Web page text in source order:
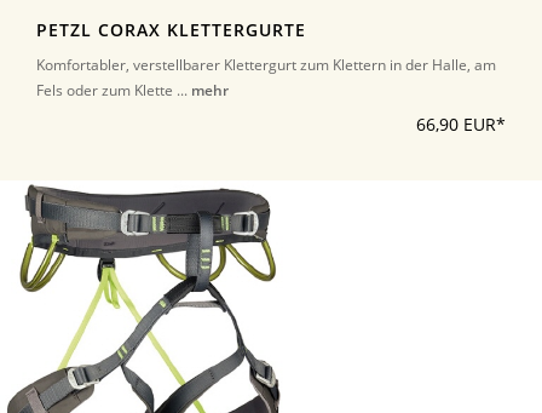
PETZL CORAX KLETTERGURTE
Komfortabler, verstellbarer Klettergurt zum Klettern in der Halle, am
Fels oder zum Klette ... mehr
66,90 EUR*